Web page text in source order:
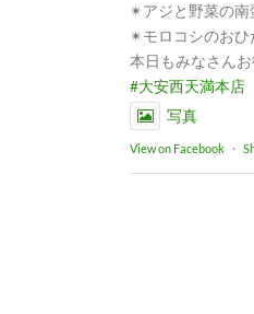
✴︎アジと野菜の南
✴︎モロコシのおひ
本日もみなさん
#大安西天満本店
写真
View on Facebook ·